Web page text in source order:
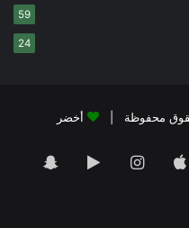
59
24
أخضر
انستقرام‏Google